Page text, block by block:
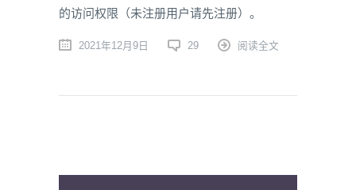
的访问权限（未注册用户请先注册）。
2021年12月9日 29 阅读全文